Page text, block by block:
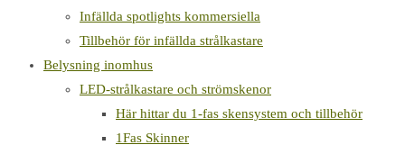
Infällda spotlights kommersiella
Tillbehör för infällda strålkastare
Belysning inomhus
LED-strålkastare och strömskenor
Här hittar du 1-fas skensystem och tillbehör
1Fas Skinner